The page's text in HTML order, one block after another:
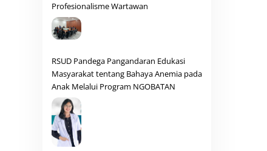
Profesionalisme Wartawan
RSUD Pandega Pangandaran Edukasi
Masyarakat tentang Bahaya Anemia pada
Anak Melalui Program NGOBATAN